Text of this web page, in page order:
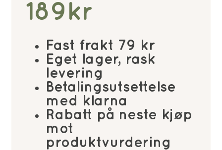
189 kr
Fast frakt 79 kr
Eget lager, rask
levering
Betalingsutsettelse
med klarna
Rabatt på neste kjøp
mot
produktvurdering